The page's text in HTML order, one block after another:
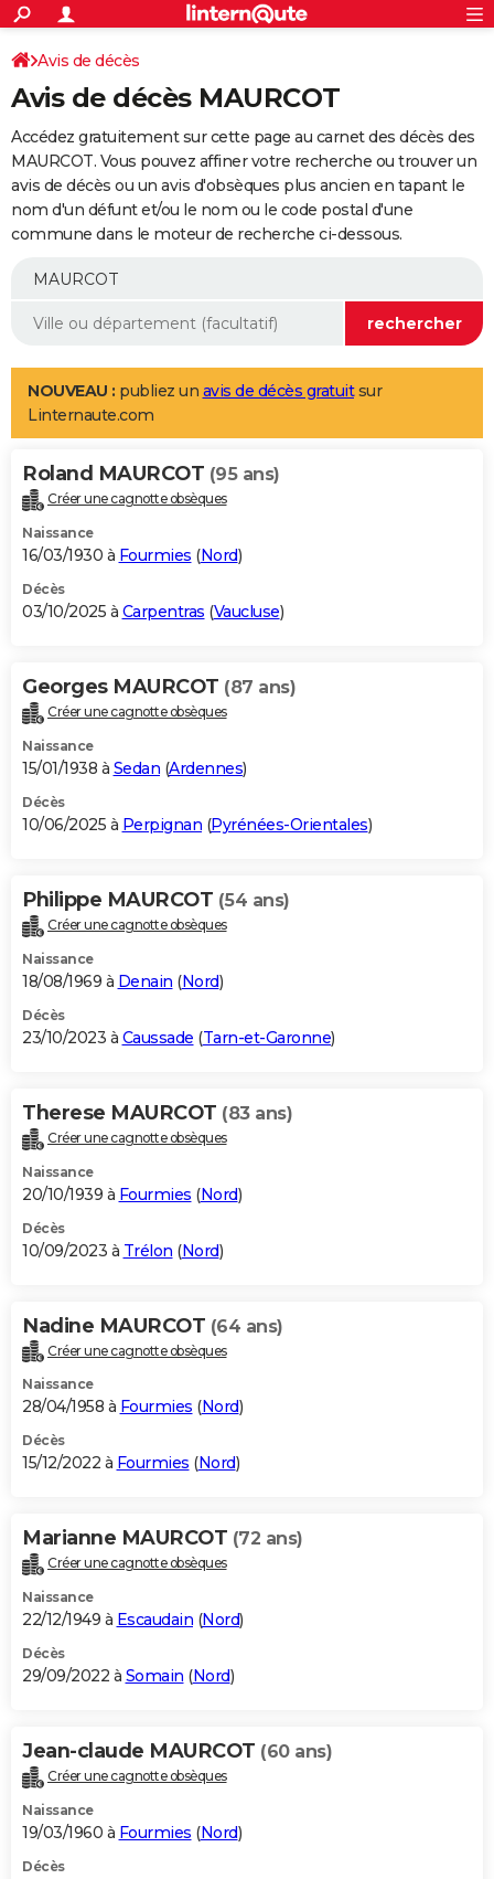
ACTUALITÉS
Politique
Société
Faits Divers
Education
Monde
Villes
+
SPORT
Coupe du monde 2026
Football
Tennis
Cyclisme
Rugby
Forum
Programme TV
TNT
Streaming
Cinéma
Sorties cinéma
Musique
+
FINANCE
Retraite
Epargne
Immobilier
Risques naturels par ville
Banque
Assurance
AUTO
Essais
Réserver un essai
Citadines
Berlines
SUV
Forum auto
+
Mobiles
Meilleur smartphone
Internet
Ordinateurs
Jeux vidéo
Guide high-tech
Aménagement intérieur
LIFESTYLE
Art de vivre
Bien-être
Loisirs
Mode
Modes de vie
Alimentation
Guide de la santé
Maladies
Médicaments
Sommeil
VOYAGE
Destinations
City break
Voyage nature
Voyage de noces
Forum
Climat
+PHOTO
GUIDES D'ACHAT
BONS PLANS
Carte de Noël
Carte Bonne année
Carte Saint-Valentin
Carte Pâques
Carte d'anniversaire
DICTIONNAIRE
Dictionnaire
Biographies
Citations
Expressions
Proverbes
PROGRAMME TV
S'inscrire
Se connecter
Lycées
Collèges
Primaires
Universités
Entreprises
Service militaire
Avis de recherche
AVIS DE DÉCÈS
Bricolage
Lifestyle
Culture
Sport
Auto
Television
Voyage
Cinema
Avis de décès
Avis de décès MAURCOT
Accédez gratuitement sur cette page au carnet des décès des
MAURCOT. Vous pouvez affiner votre recherche ou trouver un
avis de décès ou un avis d'obsèques plus ancien en tapant le
nom d'un défunt et/ou le nom ou le code postal d'une
commune dans le moteur de recherche ci-dessous.
NOUVEAU : publiez un avis de décès gratuitsur
Linternaute.com
Roland MAURCOT (95 ans)
Créer une cagnotte obsèques
Naissance
16/03/1930 à Fourmies (Nord)
Décès
03/10/2025 à Carpentras (Vaucluse)
Georges MAURCOT (87 ans)
Créer une cagnotte obsèques
Naissance
15/01/1938 à Sedan (Ardennes)
Décès
10/06/2025 à Perpignan (Pyrénées-Orientales)
Philippe MAURCOT (54 ans)
Créer une cagnotte obsèques
Naissance
18/08/1969 à Denain (Nord)
Décès
23/10/2023 à Caussade (Tarn-et-Garonne)
Therese MAURCOT (83 ans)
Créer une cagnotte obsèques
Naissance
20/10/1939 à Fourmies (Nord)
Décès
10/09/2023 à Trélon (Nord)
Nadine MAURCOT (64 ans)
Créer une cagnotte obsèques
Naissance
28/04/1958 à Fourmies (Nord)
Décès
15/12/2022 à Fourmies (Nord)
Marianne MAURCOT (72 ans)
Créer une cagnotte obsèques
Naissance
22/12/1949 à Escaudain (Nord)
Décès
29/09/2022 à Somain (Nord)
Jean-claude MAURCOT (60 ans)
Créer une cagnotte obsèques
Naissance
19/03/1960 à Fourmies (Nord)
Décès